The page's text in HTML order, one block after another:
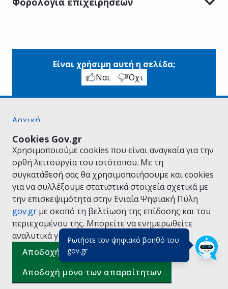
Ρωτήστε τον ψηφιακό βοηθό του
gov.gr(πάτησε για κλείσιμο)
Cookies Gov.gr
Χρησιμοποιούμε cookies που είναι αναγκαία για την
ορθή λειτουργία του ιστότοπου. Με τη
συγκατάθεσή σας θα χρησιμοποιήσουμε και cookies
για να συλλέξουμε στατιστικά στοιχεία σχετικά με
την επισκεψιμότητα στην Ενιαία Ψηφιακή Πύλη
gov.gr με σκοπό τη βελτίωση της επίδοσης και του
περιεχομένου της. Μπορείτε να ενημερωθείτε
αναλυτικά για την Πολιτική Cookies.
Αποδοχή όλων
Αποδοχή μόνο των απαραίτητων
Είναι χρήσιμη αυτή η σελίδα;
Ναι
Όχι
Αρχική
Όροι Χρήσης
Πολιτική Απορρήτου
Δήλωση προσβασιμότητας
Πολιτική cookies
Προτάσεις για το gov.gr
Υλοποίηση από το Υπουργείο Ψηφιακής
Διακυβέρνησης
Ελληνικά |Αγγλικά